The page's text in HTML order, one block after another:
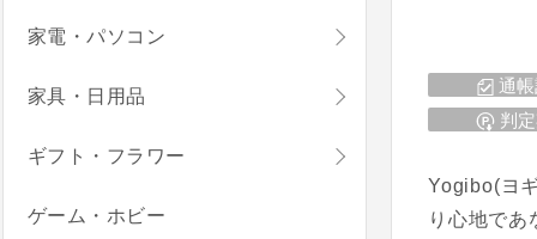
通
判
Yogibo(ヨ
り心地であ
家電・パソコン
家具・日用品
ギフト・フラワー
ゲーム・ホビー